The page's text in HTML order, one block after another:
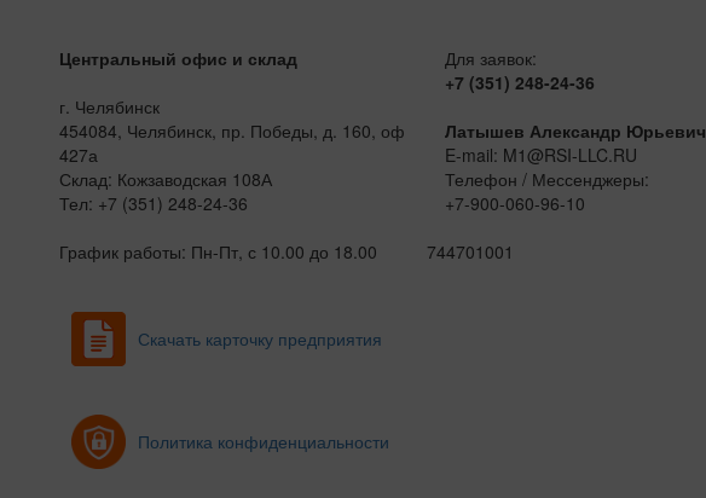
Центральный офис и склад
г. Челябинск
454084, Челябинск, пр. Победы, д. 160, оф
427а
Склад: Кожзаводская 108А
Тел: +7 (351) 248-24-36
График работы: Пн-Пт, с 10.00 до 18.00
Для заявок:
+7 (351) 248-24-36
Латышев Александр Юрьевич
E-mail: M1@RSI-LLC.RU
Телефон / Мессенджеры:
+7-900-060-96-10
744701001
Скачать карточку предприятия
Политика конфиденциальности